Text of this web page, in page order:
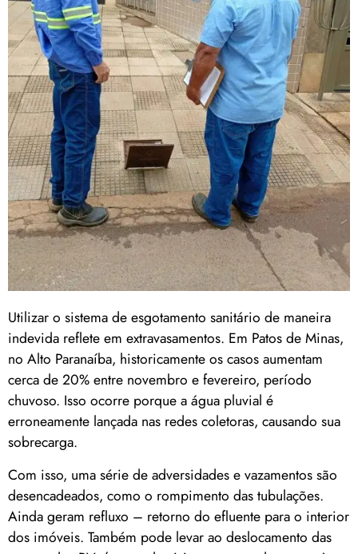
Utilizar o sistema de esgotamento sanitário de maneira
indevida reflete em extravasamentos. Em Patos de Minas,
no Alto Paranaíba, historicamente os casos aumentam
cerca de 20% entre novembro e fevereiro, período
chuvoso. Isso ocorre porque a água pluvial é
erroneamente lançada nas redes coletoras, causando sua
sobrecarga.
Com isso, uma série de adversidades e vazamentos são
desencadeados, como o rompimento das tubulações.
Ainda geram refluxo – retorno do efluente para o interior
dos imóveis. Também pode levar ao deslocamento das